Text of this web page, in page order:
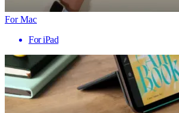
For Mac
For iPad